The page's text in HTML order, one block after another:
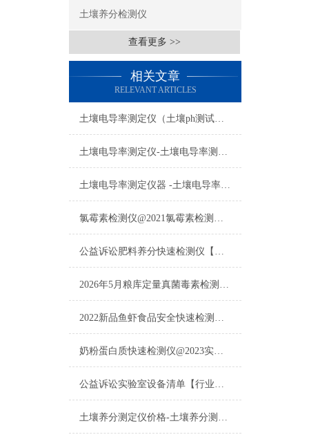
土壤养分检测仪
查看更多 >>
相关文章
RELEVANT ARTICLES
土壤电导率测定仪（土壤ph测试仪）2026年4月技术实力榜单：选购指南
土壤电导率测定仪-土壤电导率测定仪-土壤电导率测定仪
土壤电导率测定仪器 -土壤电导率测定仪器
氯霉素检测仪@2021氯霉素检测仪仪器仪表
公益诉讼肥料养分快速检测仪【报价|品牌|价格】2021仪器预售
2026年5月粮库定量真菌毒素检测仪Top4品牌技术排行榜推荐
2022新品鱼虾食品安全快速检测系统上市啦！山东云唐震撼推出！
奶粉蛋白质快速检测仪@2023实力厂家推荐·云唐奶粉蛋白质快速检测仪
公益诉讼实验室设备清单【行业方案推荐云唐公益诉讼实验室设备清单概述】
土壤养分测定仪价格-土壤养分测定仪价格-土壤养分测定仪价格